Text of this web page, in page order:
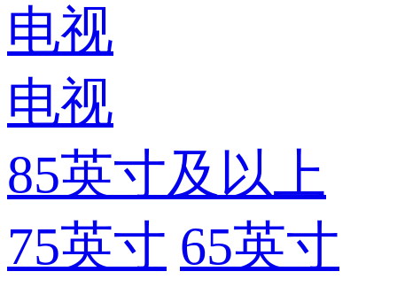
电视
电视
85英寸及以上
75英寸 65英寸